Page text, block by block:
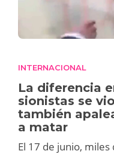
INTERNACIONAL
La diferencia
sionistas se
también
a matar
El 17 de junio,